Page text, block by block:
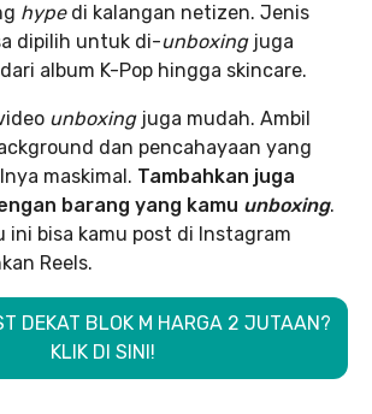
hypedi kalangan netizen. Jenis
dipilih untuk di-unboxingjuga
album K-Pop hingga skincare.
unboxingjuga mudah. Ambil
dan pencahayaan yang
maskimal. Tambahkan juga
barang yang kamu unboxing.
ini bisa kamu post di Instagram
Reels.
DEKAT BLOK M HARGA 2 JUTAAN?
KLIK DI SINI!